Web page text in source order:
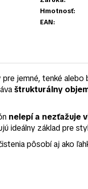
Hmotnosť:
EAN:
pre jemné, tenké
štrukturálny
nelepí a nezťažuje
ideálny základ pre
pôsobí aj ako